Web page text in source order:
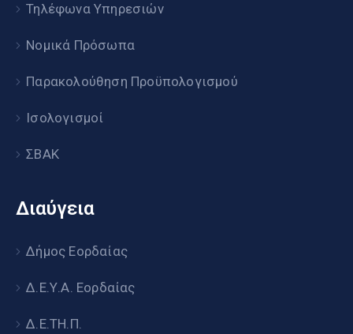
Τηλέφωνα Υπηρεσιών
Νομικά Πρόσωπα
Παρακολούθηση Προϋπολογισμού
Ισολογισμοί
ΣΒΑΚ
Διαύγεια
Δήμος Εορδαίας
Δ.Ε.Υ.Α. Εορδαίας
Δ.Ε.ΤΗ.Π.